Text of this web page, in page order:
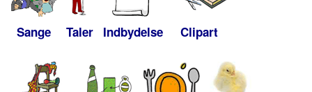
Sange Taler Indbydelse Clipart